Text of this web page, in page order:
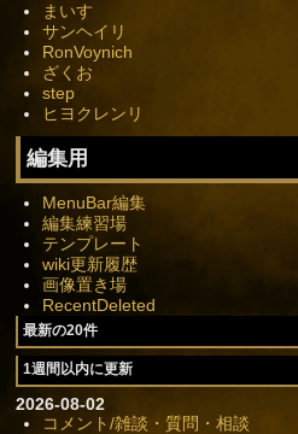
まいす
サンヘイリ
RonVoynich
ざくお
step
ヒヨクレンリ
編集用
MenuBar編集
編集練習場
テンプレート
wiki更新履歴
画像置き場
RecentDeleted
最新の20件
1週間以内に更新
2026-08-02
コメント/雑談・質問・相談